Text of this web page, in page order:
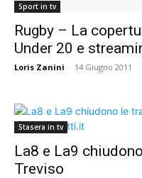
Sport in tv
Rugby – La
Under 20 e
Loris Zanini - 14 Giugno 2011
Stasera in tv
La8 e La9
Treviso